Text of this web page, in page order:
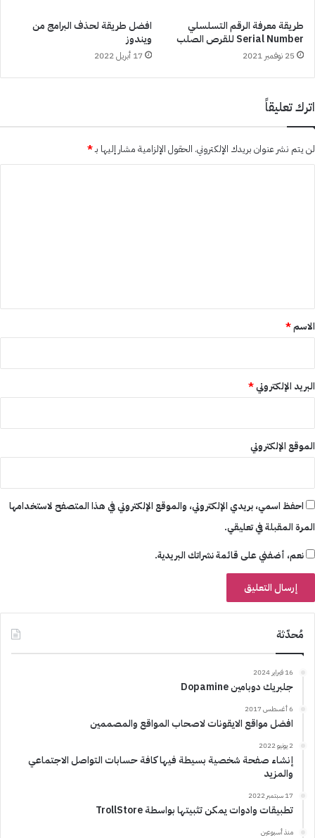
طريقة معرفة الرقم التسلسلي
Serial Number للقرص الصلب
25 نوفمبر 2021
افضل طريقة لحذف البرامج من
ويندوز
17 أبريل 2022
اترك تعليقاً
لن يتم نشر عنوان بريدك الإلكتروني. الحقول الإلزامية مشار إليها بـ*
*
الاسم*
البريد الإلكتروني*
الموقع الإلكتروني
احفظ اسمي، بريدي الإلكتروني، والموقع الإلكتروني في هذا المتصفح لاستخدامها
المرة المقبلة في تعليقي.
نعم، أضفني على قائمة نشراتك البريدية.
مُحدّثة
16 فبراير 2024
جلبريك دوبامين Dopamine
6 أغسطس 2017
افضل مواقع الايقونات لاصحاب المواقع والمصممين
2 يونيو 2022
إنشاء صفحة شخصية بسيطة فيها كافة حسابات التواصل الاجتماعي
والمزيد
17 سبتمبر 2022
تطبيقات وادوات يمكن تثبيتها بواسطة TrollStore
منذ أسبوعين